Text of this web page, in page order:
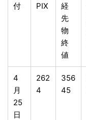
付
PIX
経
先
物
終
値
4
月
25
日
262
4
356
45